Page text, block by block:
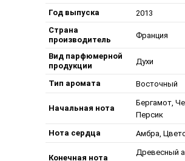
Год выпуска
2013
Страна
производитель
Франция
Вид парфюмерной
продукции
Духи
Тип аромата Восточный
Начальная нота
Бергамот,
Персик
Нота сердца
Амбра,
Конечная нота
Древесный